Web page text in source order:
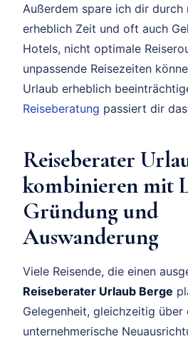
Außerdem spare ich dir durch
erheblich Zeit und oft auch
Hotels, nicht optimale
unpassende Reisezeiten
Urlaub erheblich
Reiseberatung passiert dir
Reiseberater
kombinieren mit
Gründung und
Auswanderung
Viele Reisende, die einen
Reiseberater Urlaub Berge
Gelegenheit, gleichzeitig über
unternehmerische